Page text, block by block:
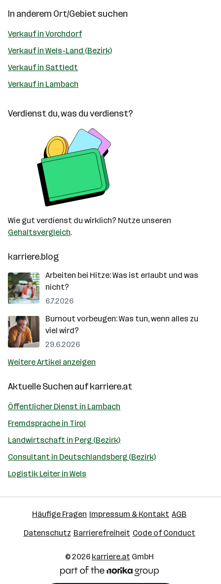
In anderem Ort/Gebiet suchen
Verkauf in Vorchdorf
Verkauf in Wels-Land (Bezirk)
Verkauf in Sattledt
Verkauf in Lambach
Verdienst du, was du verdienst?
Wie gut verdienst du wirklich? Nutze unseren
Gehaltsvergleich.
karriere.blog
Arbeiten bei Hitze: Was ist erlaubt und was
nicht?
6.7.2026
Burnout vorbeugen: Was tun, wenn alles zu
viel wird?
29.6.2026
Weitere Artikel anzeigen
Aktuelle Suchen aufkarriere.at
Öffentlicher Dienst in Lambach
Fremdsprache in Tirol
Landwirtschaft in Perg (Bezirk)
Consultant in Deutschlandsberg (Bezirk)
Logistik Leiter in Wels
Häufige Fragen Impressum & Kontakt AGB
Datenschutz Barrierefreiheit Code of Conduct
© 2026 karriere.atGmbH